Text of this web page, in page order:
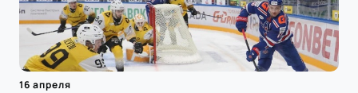
16 апреля